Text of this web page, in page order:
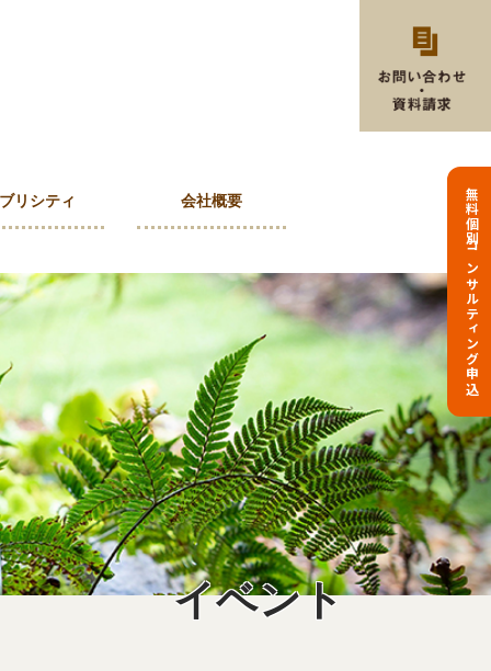
無料個別コンサルティング申込
リシティ 会社概要
イベント